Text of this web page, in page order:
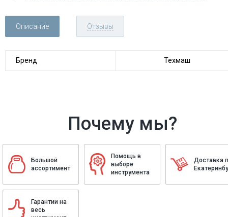
Описание Отзывы
Бренд Техмаш
Почему мы?
Большой
ассортимент
Помощь в
выборе
инструмента
Доставка
Гарантии на
весь